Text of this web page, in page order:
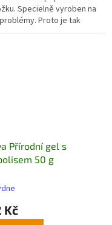
Specielně vyroben na
Proto je tak
účinný. Při pravidelném
Přírodní gel s
50 g
Kč